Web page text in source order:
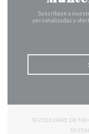
Suscríbase a
personalizadas y
© 2026 L'AIRE DE